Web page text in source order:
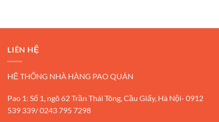
LIÊN HỆ
HỆ THỐNG NHÀ HÀNG PAO QUÁN
Pao 1: Số 1, ngõ 62 Trần Thái Tông, Cầu Giấy, Hà Nội- 0912
539 339/ 0243 795 7298